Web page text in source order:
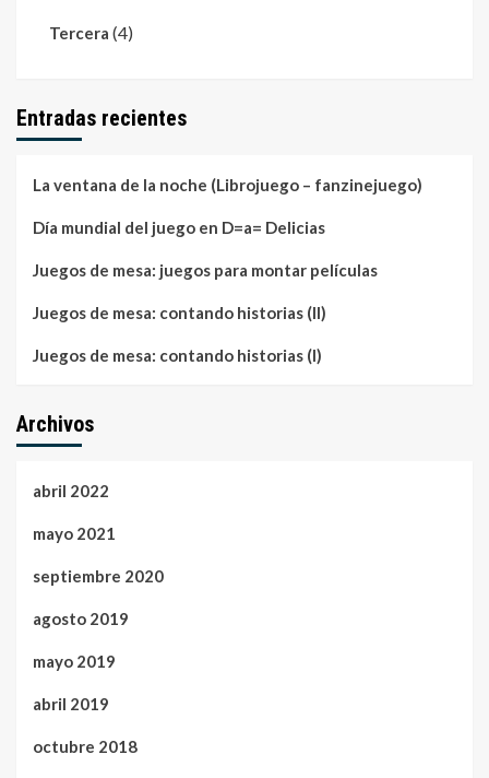
Tercera (4)
Entradas recientes
La ventana de la noche (Librojuego – fanzinejuego)
Día mundial del juego en D=a= Delicias
Juegos de mesa: juegos para montar películas
Juegos de mesa: contando historias (II)
Juegos de mesa: contando historias (I)
Archivos
abril 2022
mayo 2021
septiembre 2020
agosto 2019
mayo 2019
abril 2019
octubre 2018